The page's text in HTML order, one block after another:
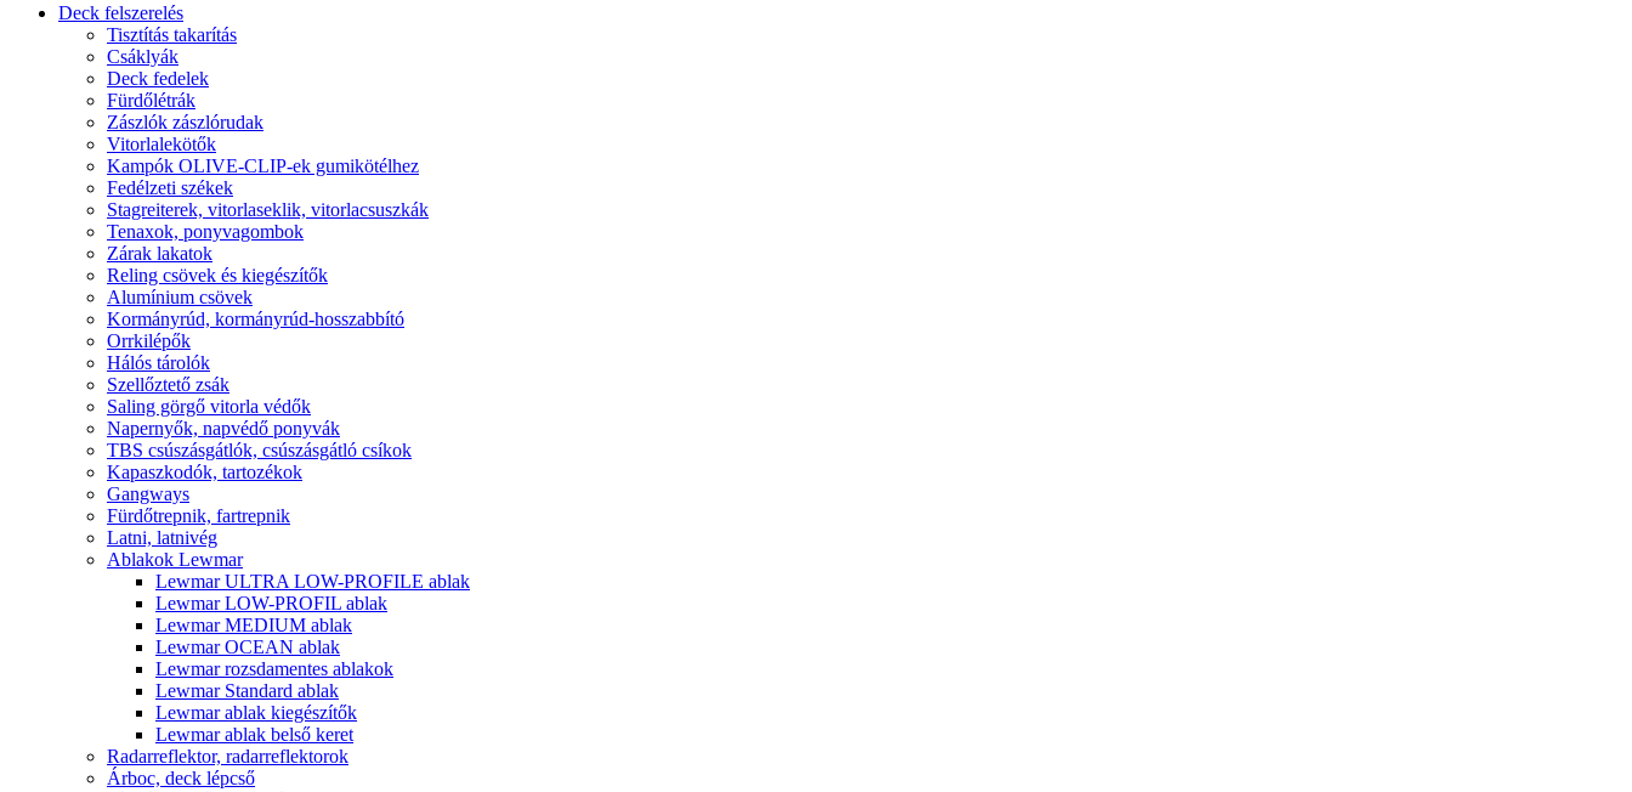
Deck felszerelés
Tisztítás takarítás
Csáklyák
Deck fedelek
Fürdőlétrák
Zászlók zászlórudak
Vitorlalekötők
Kampók OLIVE-CLIP-ek gumikötélhez
Fedélzeti székek
Stagreiterek, vitorlaseklik, vitorlacsuszkák
Tenaxok, ponyvagombok
Zárak lakatok
Reling csövek és kiegészítők
Alumínium csövek
Kormányrúd, kormányrúd-hosszabbító
Orrkilépők
Hálós tárolók
Szellőztető zsák
Saling görgő vitorla védők
Napernyők, napvédő ponyvák
TBS csúszásgátlók, csúszásgátló csíkok
Kapaszkodók, tartozékok
Gangways
Fürdőtrepnik, fartrepnik
Latni, latnivég
Ablakok Lewmar
Lewmar ULTRA LOW-PROFILE ablak
Lewmar LOW-PROFIL ablak
Lewmar MEDIUM ablak
Lewmar OCEAN ablak
Lewmar rozsdamentes ablakok
Lewmar Standard ablak
Lewmar ablak kiegészítők
Lewmar ablak belső keret
Radarreflektor, radarreflektorok
Árboc, deck lépcső